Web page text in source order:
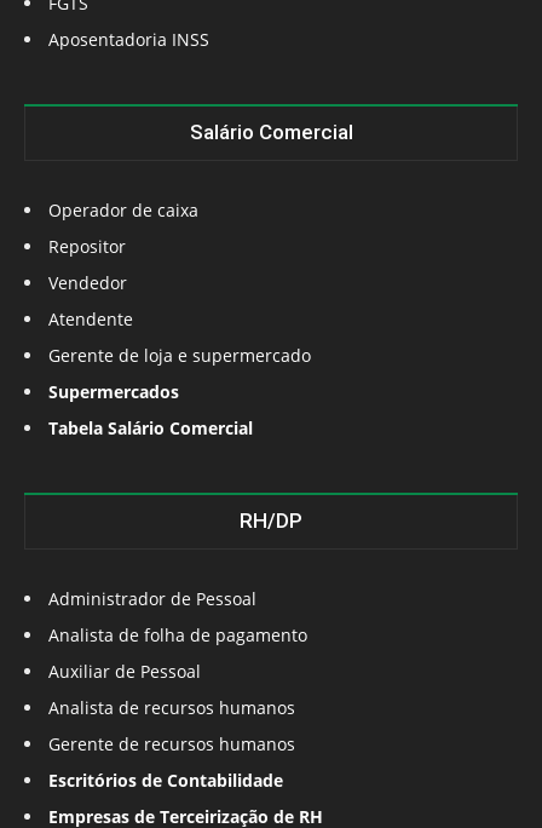
Aposentadoria INSS
Salário Comercial
Operador de caixa
Repositor
Vendedor
Atendente
Gerente de loja e supermercado
Supermercados
Tabela Salário Comercial
RH/DP
Administrador de Pessoal
Analista de folha de pagamento
Auxiliar de Pessoal
Analista de recursos humanos
Gerente de recursos humanos
Escritórios de Contabilidade
Empresas de Terceirização de RH